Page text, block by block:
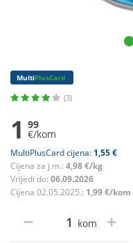
MultiPlusCard
(3)
1 99
€/kom
MultiPlusCard cijena: 1,55 €
Cijena za j.m.: 4,98 €/kg
Vrijedi do: 06.09.2026
Cijena 02.05.2025.: 1,99 €/kom
kom